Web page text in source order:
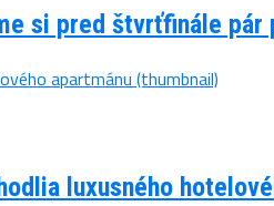
si pred štvrťfinále pár
luxusného